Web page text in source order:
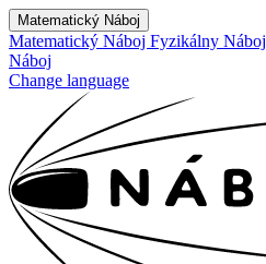
Matematický Náboj
Matematický Náboj Fyzikálny Náboj
Náboj
Change language